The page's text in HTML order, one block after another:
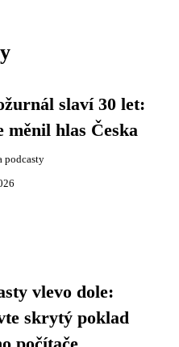
slaví 30 let:
měnil hlas Česka
podcasty
vlevo dole:
skrytý poklad